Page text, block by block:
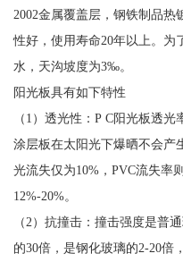
2002金属覆盖层，钢铁制品
性好，使用寿命20年以上。为
水，天沟坡度为3‰。
阳光板具有如下特性
（1）透光性：P C阳光板透
涂层板在太阳光下爆晒不会产
光流失仅为10%，PVC流失率
12%-20%。
（2）抗撞击：撞击强度是普
的30倍，是钢化玻璃的2-20倍